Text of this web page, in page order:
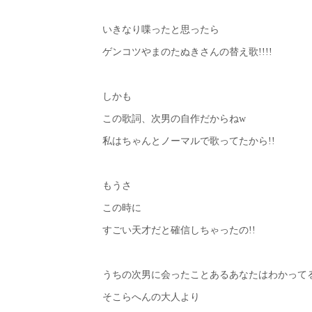
いきなり喋ったと思ったら
ゲンコツやまのたぬきさんの替え歌!!!!
しかも
この歌詞、次男の自作だからねw
私はちゃんとノーマルで歌ってたから!!
もうさ
この時に
すごい天才だと確信しちゃったの!!
うちの次男に会ったことあるあなたはわかって
そこらへんの大人より